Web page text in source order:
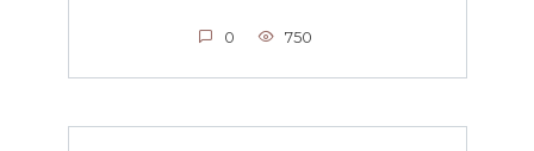
0 750